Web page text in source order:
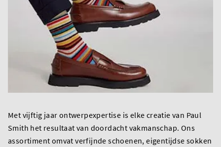
Met vijftig jaar ontwerpexpertise is elke creatie van Paul
Smith het resultaat van doordacht vakmanschap. Ons
assortiment omvat verfijnde schoenen, eigentijdse sokken